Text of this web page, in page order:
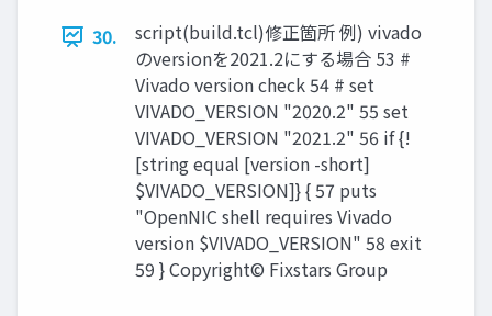
30.
script(build.tcl)修正箇所 例) vivado
のversionを2021.2にする場合 53 #
Vivado version check 54 # set
VIVADO_VERSION "2020.2" 55 set
VIVADO_VERSION "2021.2" 56 if {!
[string equal [version -short]
$VIVADO_VERSION]} { 57 puts
"OpenNIC shell requires Vivado
version $VIVADO_VERSION" 58 exit
59 } Copyright© Fixstars Group